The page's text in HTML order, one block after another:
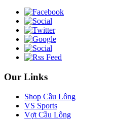
Our Links
Shop Cầu Lông
VS Sports
Vợt Cầu Lông